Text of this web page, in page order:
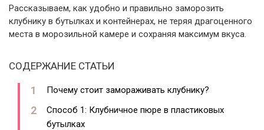
Рассказываем, как удобно и правильно заморозить
клубнику в бутылках и контейнерах, не теряя драгоценного
места в морозильной камере и сохраняя максимум вкуса.
СОДЕРЖАНИЕ СТАТЬИ
Почему стоит замораживать клубнику?
Способ 1: Клубничное пюре в пластиковых
бутылках